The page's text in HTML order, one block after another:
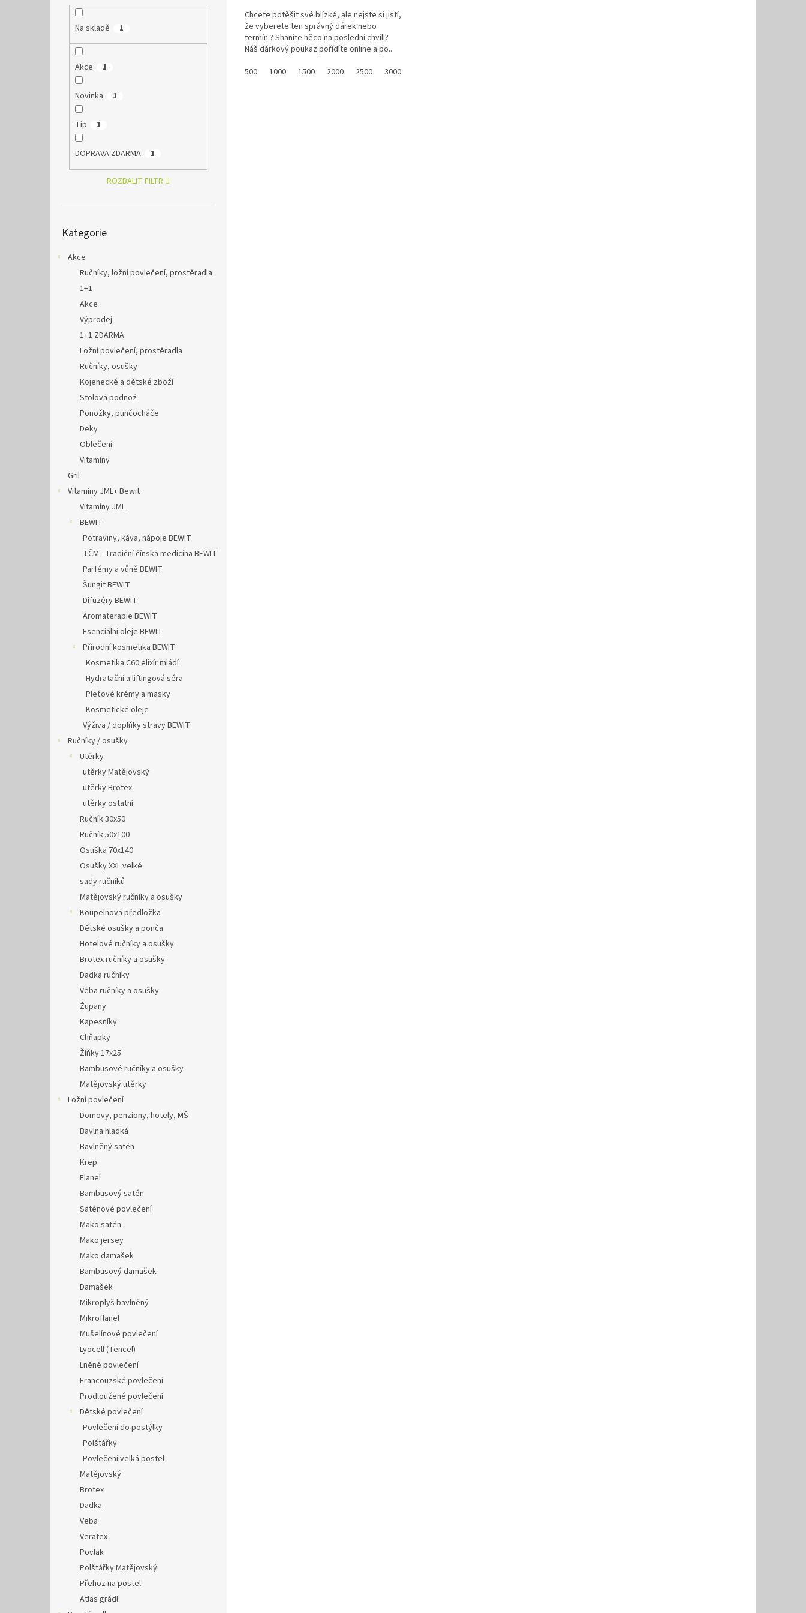
Na skladě 1
Akce 1
Novinka 1
Tip 1
DOPRAVA ZDARMA 1
ROZBALIT FILTR
kategorie
Kategorie
Akce
Ručníky, ložní povlečení, prostěradla
1+1
Akce
Výprodej
1+1 ZDARMA
Ložní povlečení, prostěradla
Ručníky, osušky
Kojenecké a dětské zboží
Stolová podnož
Ponožky, punčocháče
Deky
Oblečení
Vitamíny
Gril
Vitamíny JML+ Bewit
Vitamíny JML
BEWIT
Potraviny, káva, nápoje BEWIT
TČM - Tradiční čínská medicína BEWIT
Parfémy a vůně BEWIT
Šungit BEWIT
Difuzéry BEWIT
Aromaterapie BEWIT
Esenciální oleje BEWIT
Přírodní kosmetika BEWIT
Kosmetika C60 elixír mládí
Hydratační a liftingová séra
Pleťové krémy a masky
Kosmetické oleje
Výživa / doplňky stravy BEWIT
Ručníky / osušky
Utěrky
utěrky Matějovský
utěrky Brotex
utěrky ostatní
Ručník 30x50
Ručník 50x100
Osuška 70x140
Osušky XXL velké
sady ručníků
Matějovský ručníky a osušky
Koupelnová předložka
Dětské osušky a ponča
Hotelové ručníky a osušky
Brotex ručníky a osušky
Dadka ručníky
Veba ručníky a osušky
Župany
Kapesníky
Chňapky
Žíňky 17x25
Bambusové ručníky a osušky
Matějovský utěrky
Ložní povlečení
Domovy, penziony, hotely, MŠ
Bavlna hladká
Bavlněný satén
Krep
Flanel
Bambusový satén
Saténové povlečení
Mako satén
Mako jersey
Mako damašek
Bambusový damašek
Damašek
Mikroplyš bavlněný
Mikroflanel
Mušelínové povlečení
Lyocell (Tencel)
Lněné povlečení
Francouzské povlečení
Prodloužené povlečení
Dětské povlečení
Povlečení do postýlky
Polštářky
Povlečení velká postel
Matějovský
Brotex
Dadka
Veba
Veratex
Povlak
Polštářky Matějovský
Přehoz na postel
Atlas grádl
A
Chcete potěšit své blízké, ale nejste si jistí,
že vyberete ten správný dárek nebo
termín ? Sháníte něco na poslední chvíli?
Náš dárkový poukaz pořídíte online a po...
500
1000 1500 2000 2500 3000